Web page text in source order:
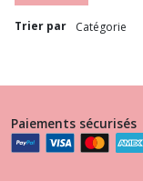
Trier par
Paiements sécurisés